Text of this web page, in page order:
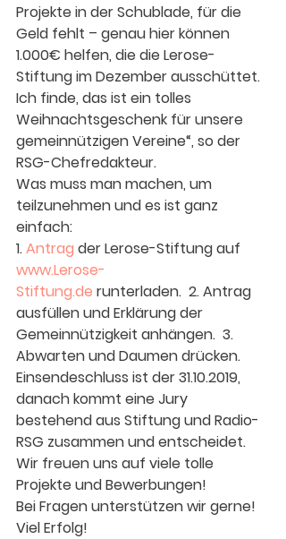
Projekte in der Schublade, für die
Geld fehlt – genau hier können
1.000€ helfen, die die Lerose-
Stiftung im Dezember ausschüttet.
Ich finde, das ist ein tolles
Weihnachtsgeschenk für unsere
gemeinnützigen Vereine“, so der
RSG-Chefredakteur.
Was muss man machen, um
teilzunehmen und es ist ganz
einfach:
1. Antrag der Lerose-Stiftung auf
www.Lerose-
Stiftung.de runterladen.  2. Antrag
ausfüllen und Erklärung der
Gemeinnützigkeit anhängen.  3.
Abwarten und Daumen drücken.
Einsendeschluss ist der 31.10.2019,
danach kommt eine Jury
bestehend aus Stiftung und Radio-
RSG zusammen und entscheidet.
Wir freuen uns auf viele tolle
Projekte und Bewerbungen!
Bei Fragen unterstützen wir gerne!
Viel Erfolg!